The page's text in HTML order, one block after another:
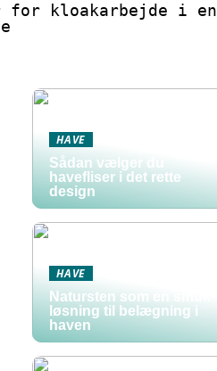
for kloakarbejde i en
HAVE
Sådan vælger du
havefliser i det rette
design
HAVE
Natursten som en smuk
løsning til belægning i
haven